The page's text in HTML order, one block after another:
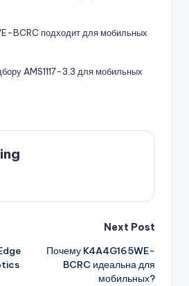
BCRC подходит для мобильных
AMS1117-3.3 для мобильных
Next Post
Почему K4A4G165WE-
BCRC идеальна для
мобильных?